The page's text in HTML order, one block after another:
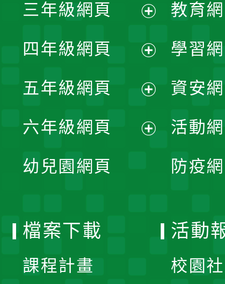
選
單
開
選
單
三年級網頁
開
選
單
四年級網頁
開
選
五年級網頁
開
六年級網頁
幼兒園網頁
教育
學習
資安
活動
防疫
檔案下載
課程計畫
活動
校園